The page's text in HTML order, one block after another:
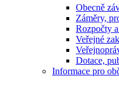
Obecně
Záměry,
Rozpočty
Veřejné
Dotace,
Informace pro